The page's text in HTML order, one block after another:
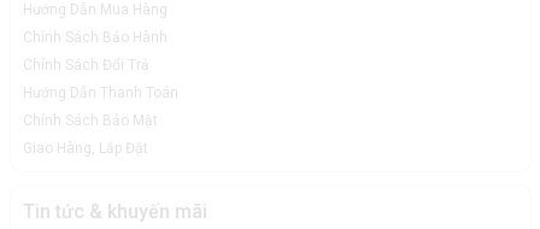
Hướng Dẫn Mua Hàng
Chính Sách Bảo Hành
Chính Sách Đổi Trả
Hướng Dẫn Thanh Toán
Chính Sách Bảo Mật
Giao Hàng, Lắp Đặt
Tin tức & khuyến mãi